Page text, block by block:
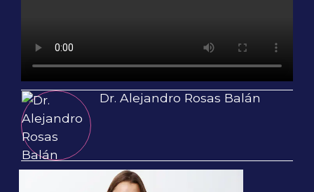
Dr. Alejandro Rosas Balán